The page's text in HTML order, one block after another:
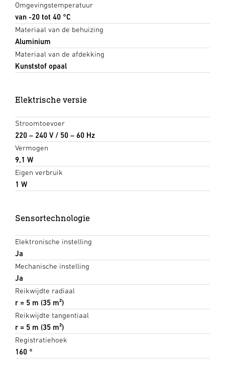
Omgevingstemperatuur
van -20 tot 40 °C
Materiaal van de behuizing
Aluminium
Materiaal van de afdekking
Kunststof opaal
Elektrische versie
Stroomtoevoer
220 – 240 V / 50 – 60 Hz
Vermogen
9,1 W
Eigen verbruik
1 W
Sensortechnologie
Elektronische instelling
Ja
Mechanische instelling
Ja
Reikwijdte radiaal
r = 5 m (35 m²)
Reikwijdte tangentiaal
r = 5 m (35 m²)
Registratiehoek
160 °